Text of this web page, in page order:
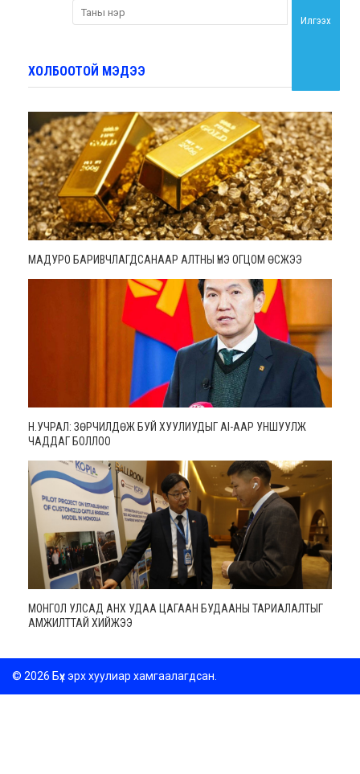
Илгээх
ХОЛБООТОЙ МЭДЭЭ
МАДУРО БАРИВЧЛАГДСАНААР АЛТНЫ ҮНЭ ОГЦОМ ӨСЖЭЭ
Н.УЧРАЛ: ЗӨРЧИЛДӨЖ БУЙ ХУУЛИУДЫГ AI-ААР УНШУУЛЖ
ЧАДДАГ БОЛЛОО
МОНГОЛ УЛСАД АНХ УДАА ЦАГААН БУДААНЫ ТАРИАЛАЛТЫГ
АМЖИЛТТАЙ ХИЙЖЭЭ
© 2026 Бүх эрх хуулиар хамгаалагдсан.